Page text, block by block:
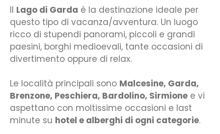
Il Lago di Garda è la destinazione ideale per
questo tipo di vacanza/avventura. Un luogo
ricco di stupendi panorami, piccoli e grandi
paesini, borghi medioevali, tante occasioni di
divertimento oppure di relax.
Le località principali sono Malcesine, Garda,
Brenzone, Peschiera, Bardolino, Sirmione e vi
aspettano con moltissime occasioni e last
minute su hotel e alberghi di ogni categorie.